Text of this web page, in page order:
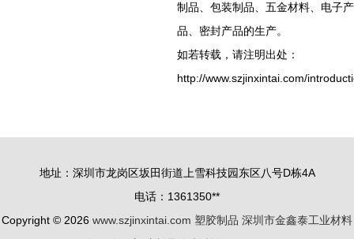
制品、包装制品、五金材料、电子产
品、密封产品的生产。
如若转载，请注明出处：
http://www.szjinxintai.com/
地址：深圳市龙岗区坂田街道上雪科技园东区八号D栋4A
电话：1361350**
Copyright © 2026 www.szjinxintai.com 塑胶制品 深圳市金鑫泰工业材料